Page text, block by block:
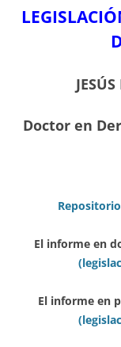
Doctor en
El informe en
El informe en